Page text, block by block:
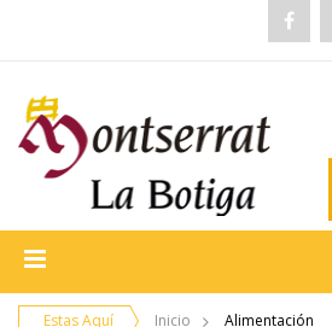
Estas Aquí Inicio Alimentación